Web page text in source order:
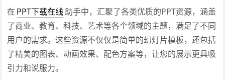
在 PPT下载在线助手中，汇聚了各类优质的PPT资源，涵盖
了商业、教育、科技、艺术等各个领域的主题，满足了不同
用户的需求。这些资源不仅仅是简单的幻灯片模板，还包括
了精美的图表、动画效果、配色方案等，让您的展示更具吸
引力和说服力。